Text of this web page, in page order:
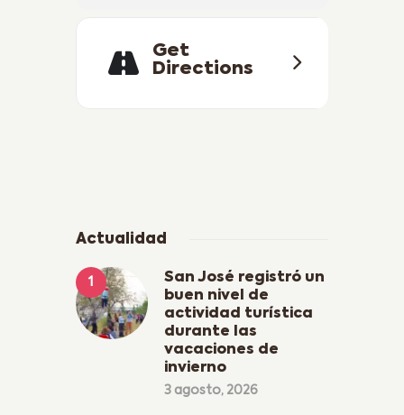
Get
Directions
Actualidad
San José registró un
buen nivel de
actividad turística
durante las
vacaciones de
invierno
3 agosto, 2026